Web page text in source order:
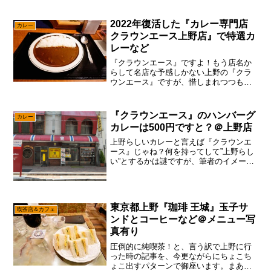
ラと遊びに行くには手頃な...
カレー
2022年復活した『カレー専門店
クラウンエース上野店』で特選カ
レーなど
『クラウンエース』ですよ！もう店名か
らして名店な予感しかない上野の『クラ
ウンエース』ですが、惜しまれつつも閉
て事で、しれっと復活したので、そのタ
イミングでマッハで食...
カレー
『クラウンエース』のハンバーグ
カレーは500円ですと？＠上野店
上野らしいカレーと言えば『クラウンエ
ース』じゃね？何を持ってして”上野らし
い”とするかは謎ですが、筆者のイメージ
て、常にカレーを摂取し...
喫茶店＆カフェ
東京都上野『珈琲 王城』玉子サ
ンドとコーヒーなど＠メニュー写
真有り
圧倒的に純喫茶！と、言う訳で上野に行
った時の記事を、今更ながらにちょこち
ょこ出すパターンで御座います。まあね